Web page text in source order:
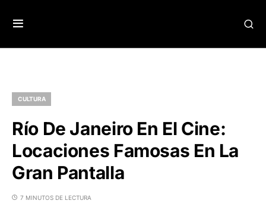
CULTURA
Río De Janeiro En El Cine:
Locaciones Famosas En La
Gran Pantalla
7 MINUTOS DE LECTURA